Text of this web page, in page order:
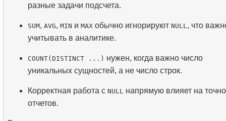
разные задачи подсчета.
SUM, AVG, MIN и MAX обычно игнорируют NULL , что
учитывать в аналитике.
COUNT(DISTINCT ...) нужен, когда важно число
уникальных сущностей, а не число строк.
Корректная работа с NULL
напрямую влияет на
отчетов.